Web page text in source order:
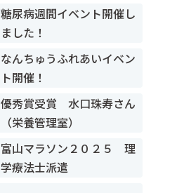
糖尿病週間イベント開催し
ました！
なんちゅうふれあいイベン
ト開催！
優秀賞受賞 水口珠寿さん
（栄養管理室）
富山マラソン２０２５ 理
学療法士派遣